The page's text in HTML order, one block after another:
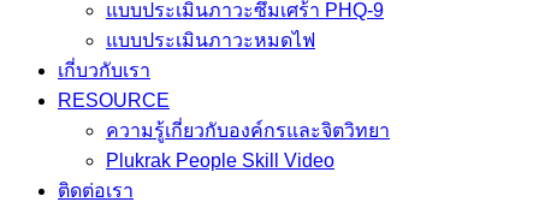
แบบประเมินภาวะซึมเศร้า PHQ-9
แบบประเมินภาวะหมดไฟ
เกี่บวกับเรา
RESOURCE
ความรู้เกี่ยวกับองค์กรและจิตวิทยา
Plukrak People Skill Video
ติดต่อเรา